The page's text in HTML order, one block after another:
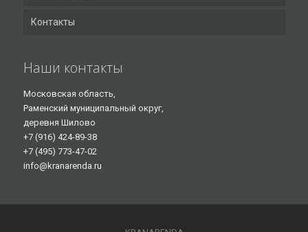
Контакты
Наши контакты
Московская область,
Раменский муниципальный округ,
деревня Шилово
+7 (916) 424-89-38
+7 (495) 773-47-02
info@kranarenda.ru